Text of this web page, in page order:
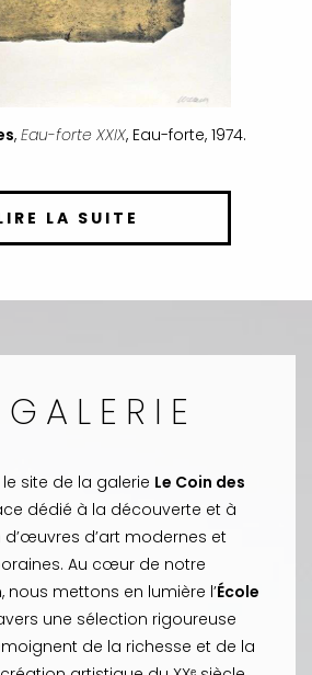
, Eau-forte XXIX, Eau-forte, 1974.
LA SUITE
site de la galerie Le Coin des
dédié à la découverte et à
d’œuvres d’art modernes et
Au cœur de notre
mettons en lumière l’École
une sélection rigoureuse
de la richesse et de la